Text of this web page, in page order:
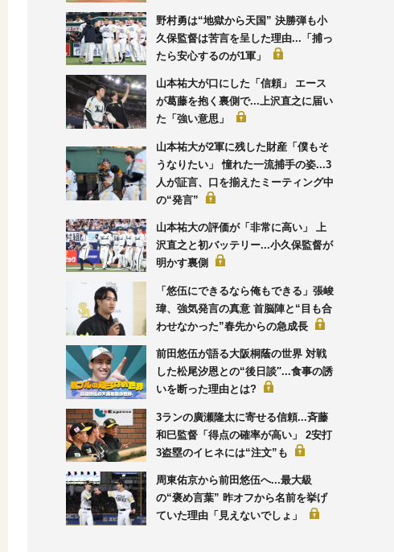
野村勇は“地獄から天国” 決勝弾も小
久保監督は苦言を呈した理由...「捕っ
たら安心するのが1軍」
山本祐大が口にした「信頼」 エース
が葛藤を抱く裏側で...上沢直之に届い
た「強い意思」
山本祐大が2軍に残した財産「僕もそ
うなりたい」 憧れた一流捕手の姿...3
人が証言、口を揃えたミーティング中
の“発言”
山本祐大の評価が「非常に高い」 上
沢直之と初バッテリー...小久保監督が
明かす裏側
「悠伍にできるなら俺もできる」張峻
瑋、強気発言の真意 首脳陣と“目も合
わせなかった”春先からの急成長
前田悠伍が語る大阪桐蔭の世界 対戦
した松尾汐恩との“後日談′′...食事の誘
いを断った理由とは?
3ランの廣瀬隆太に寄せる信頼...斉藤
和巳監督「得点の確率が高い」 2安打
3盗塁のイヒネには“注文”も
周東佑京から前田悠伍へ...最大級
の“褒め言葉” 昨オフから名前を挙げ
ていた理由「見えないでしょ」